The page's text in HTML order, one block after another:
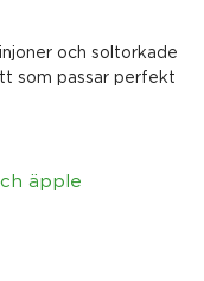
och soltorkade
som passar perfekt